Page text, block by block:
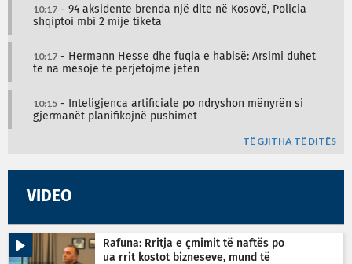
10:17 - 94 aksidente brenda një dite në Kosovë, Policia
shqiptoi mbi 2 mijë tiketa
10:17 - Hermann Hesse dhe fuqia e habisë: Arsimi duhet
të na mësojë të përjetojmë jetën
10:15 - Inteligjenca artificiale po ndryshon mënyrën si
gjermanët planifikojnë pushimet
TË GJITHA TË DITËS
VIDEO
Rafuna: Rritja e çmimit të naftës po
ua rrit kostot bizneseve, mund të